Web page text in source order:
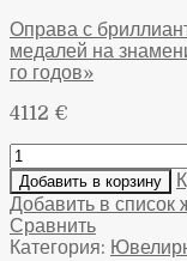
Оправа с
медалей на
го годов»
4112 €
Добавить в корзину
Добавить в список
Сравнить
Категория: